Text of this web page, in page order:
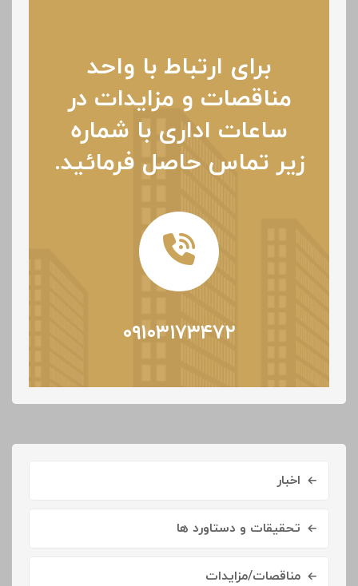
برای ارتباط با واحد
مناقصات و مزایدات در
ساعات اداری با شماره
زیر تماس حاصل فرمائید.
۰۹۱۰۳۱۷۳۴۷۲
اخبار
تحقیقات و دستاورد ها
مناقصات/مزایدات